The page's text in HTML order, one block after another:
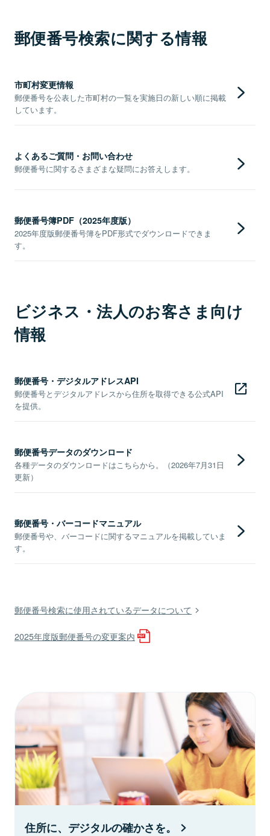
郵便番号検索に関する情報
市町村変更情報
郵便番号を公表した市町村の一覧を実施日の新しい順に掲載
しています。
よくあるご質問・お問い合わせ
郵便番号に関するさまざまな疑問にお答えします。
郵便番号簿PDF（2025年度版）
2025年度版郵便番号簿をPDF形式でダウンロードできま
す。
ビジネス・法人のお客さま向け
情報
郵便番号・デジタルアドレスAPI
郵便番号とデジタルアドレスから住所を取得できる公式API
を提供。
郵便番号データのダウンロード
各種データのダウンロードはこちらから。（2026年7月31日
更新）
郵便番号・バーコードマニュアル
郵便番号や、バーコードに関するマニュアルを掲載していま
す。
郵便番号検索に使用されているデータについて
2025年度版郵便番号の変更案内
住所に、デジタルの確かさを。